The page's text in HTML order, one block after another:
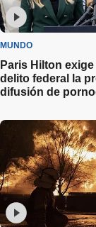
MUNDO
Paris Hilton
delito federal la
difusión de